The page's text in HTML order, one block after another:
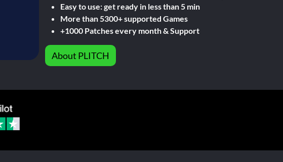
Easy to use: get ready in less than 5 min
More than 5300+ supported Games
+1000 Patches every month & Support
About PLITCH